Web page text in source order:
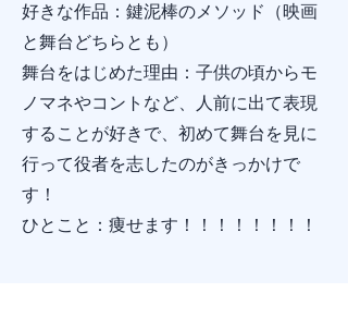
好きな作品：鍵泥棒のメソッド（映画
と舞台どちらとも）
舞台をはじめた理由：子供の頃からモ
ノマネやコントなど、人前に出て表現
することが好きで、初めて舞台を見に
行って役者を志したのがきっかけで
す！
​ひとこと：痩せます！！！！！！！！